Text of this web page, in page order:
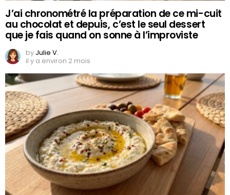
J’ai chronométré la préparation de ce mi-cuit
au chocolat et depuis, c’est le seul dessert
que je fais quand on sonne à l’improviste
by Julie V.
il y a environ 2 mois